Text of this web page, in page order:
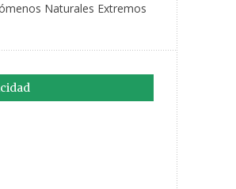
Naturales Extremos